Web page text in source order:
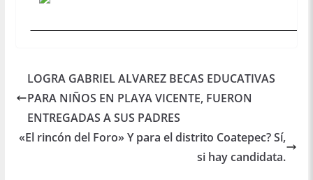
LOGRA GABRIEL ALVAREZ BECAS EDUCATIVAS
PARA NIÑOS EN PLAYA VICENTE, FUERON
ENTREGADAS A SUS PADRES
«El rincón del Foro» Y para el distrito Coatepec? Sí,
si hay candidata.